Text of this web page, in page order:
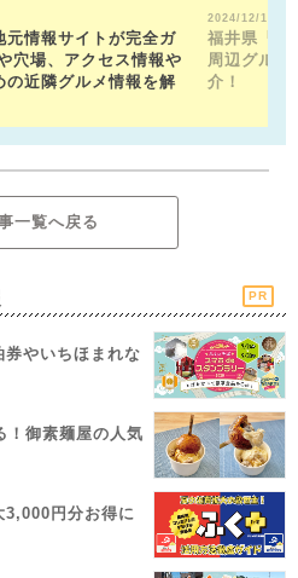
元情報サイトが完全ガ
穴場、アクセス情報や
の近隣グルメ情報を解
2024/12/13
福井県「福
周辺グル
介！
一覧へ戻る
PR
やいちほまれな
！御素麺屋の人気
3,000円分お得に